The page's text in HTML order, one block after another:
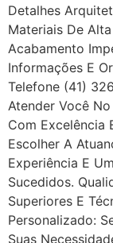
Detalhes
Materiais De
Acabamento
Informações E
Telefone (41)
Atender Você
Com Excelência
Escolher A
Experiência E
Sucedidos.
Superiores E
Personalizado:
Suas